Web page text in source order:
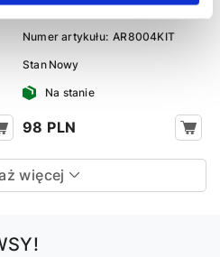
Alfa Romeo 156 97-07
Numer artykułu: AR8004KIT
Stan Nowy
Na stanie
98 PLN
więcej